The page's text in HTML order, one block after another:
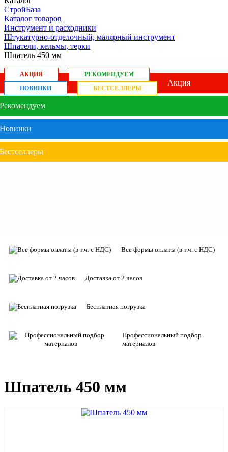
СтройБаза
Каталог товаров
Инструмент и расходники
Штукатурно-отделочный, малярный инструмент
Шпатели, кельмы, терки
Шпатель 450 мм
АКЦИЯ
РЕКОМЕНДУЕМ
НОВИНКИ
БЕСТСЕЛЛЕРЫ
Акция
Рекомендуем
Новинки
Бестселлеры
Все формы оплаты (в т.ч. с НДС)
Доставка от 2 часов
Бесплатная погрузка
Профессиональный подбор
материалов
Шпатель 450 мм